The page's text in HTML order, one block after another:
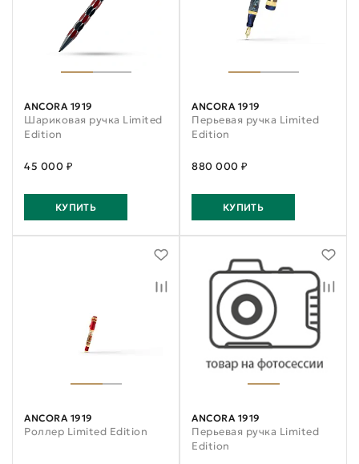
ANCORA 1919
Шариковая ручка Limited
Edition
45 000 ₽
КУПИТЬ
ANCORA 1919
Перьевая ручка Limited
Edition
880 000 ₽
КУПИТЬ
ANCORA 1919
Роллер Limited Edition
ANCORA 1919
Перьевая ручка Limited
Edition